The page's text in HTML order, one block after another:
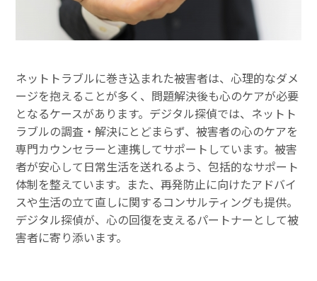
ネットトラブルに巻き込まれた被害者は、心理的なダメ
ージを抱えることが多く、問題解決後も心のケアが必要
となるケースがあります。デジタル探偵では、ネットト
ラブルの調査・解決にとどまらず、被害者の心のケアを
専門カウンセラーと連携してサポートしています。被害
者が安心して日常生活を送れるよう、包括的なサポート
体制を整えています。また、再発防止に向けたアドバイ
スや生活の立て直しに関するコンサルティングも提供。
デジタル探偵が、心の回復を支えるパートナーとして被
害者に寄り添います。